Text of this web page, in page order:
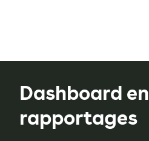
Dashboard en
rapportages